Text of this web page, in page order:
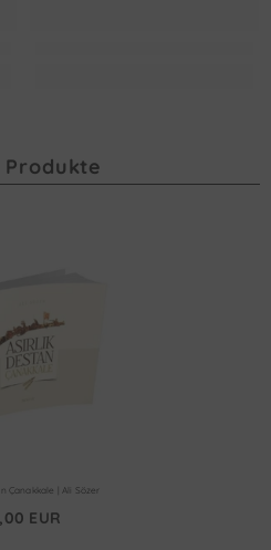
Çanakkale | Ali Sözer
EUR